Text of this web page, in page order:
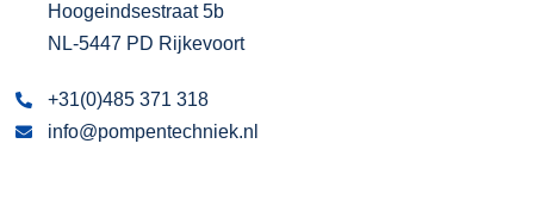
Hoogeindsestraat 5b
NL-5447 PD Rijkevoort
+31(0)485 371 318
info@pompentechniek.nl